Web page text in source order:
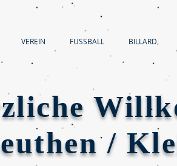
VEREIN FUSSBALL BILLARD
/